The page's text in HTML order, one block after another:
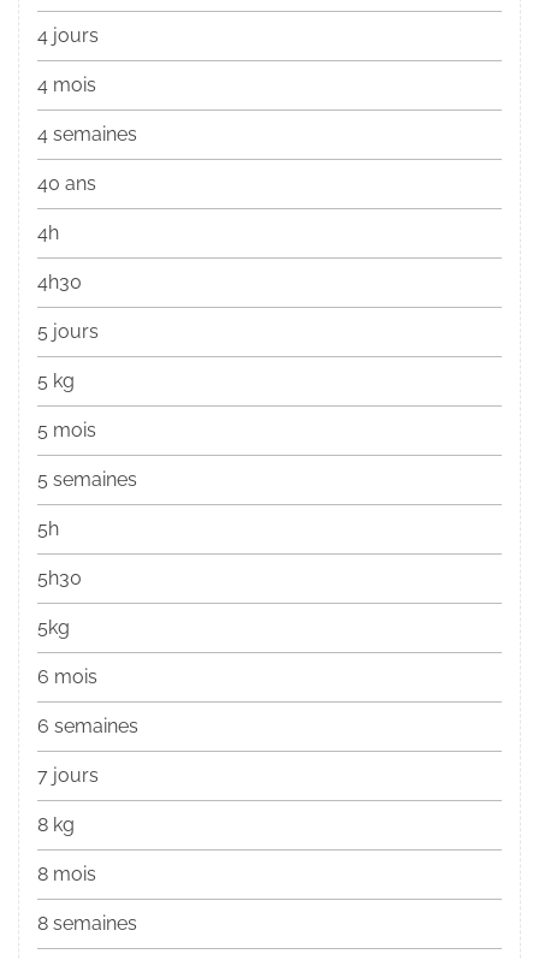
4 jours
4 mois
4 semaines
40 ans
4h
4h30
5 jours
5 kg
5 mois
5 semaines
5h
5h30
5kg
6 mois
6 semaines
7 jours
8 kg
8 mois
8 semaines